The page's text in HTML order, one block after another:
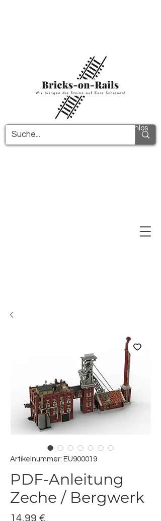
Alle PDF-Anleitungen werden kostenlos
Artikelnummer: EU900019
PDF-Anleitung
Zeche / Bergwerk
14,99 €